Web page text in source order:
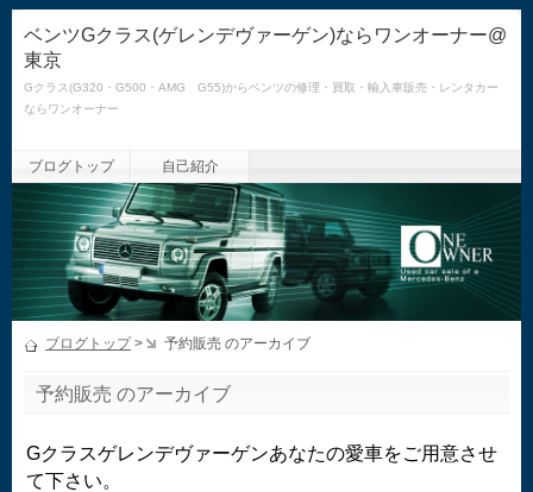
ベンツGクラス(ゲレンデヴァーゲン)ならワンオーナー@
東京
Gクラス(G320・G500・AMG G55)からベンツの修理・買取・輸入車販売・レンタカー
ならワンオーナー
ブログトップ 自己紹介
ブログトップ> 予約販売 のアーカイブ
予約販売 のアーカイブ
Gクラスゲレンデヴァーゲンあなたの愛車をご用意させ
て下さい。